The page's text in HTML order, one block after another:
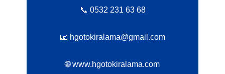
📞 0532 231 63 68
📧 hgotokiralama@gmail.com
🌐 www.hgotokiralama.com